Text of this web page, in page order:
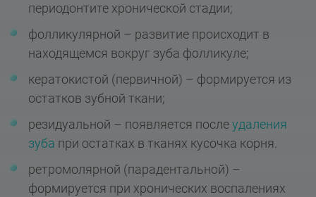
периодонтите хронической стадии;
фолликулярной – развитие происходит в
находящемся вокруг зуба фолликуле;
кератокистой (первичной) – формируется из
остатков зубной ткани;
резидуальной – появляется послеудаления
зуба при остатках в тканях кусочка корня.
ретромолярной (парадентальной) –
формируется при хронических воспалениях